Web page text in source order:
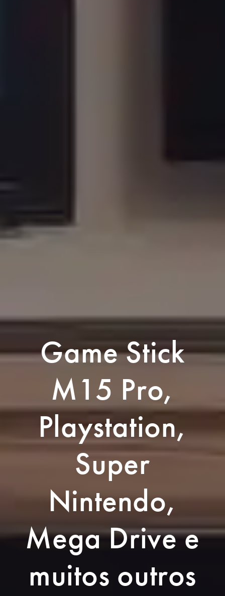
Game Stick
M15 Pro,
Playstation,
Super
Nintendo,
Mega Drive e
muitos outros